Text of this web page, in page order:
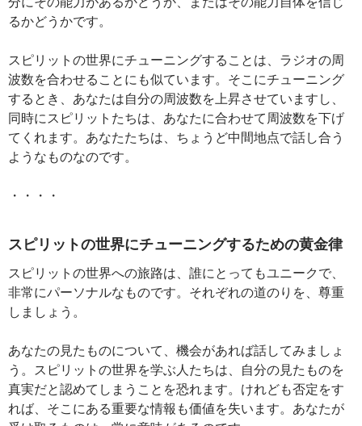
るかどうかです。
スピリットの世界にチューニングすることは、ラジオの周
波数を合わせることにも似ています。そこにチューニング
するとき、あなたは自分の周波数を上昇させていますし、
同時にスピリットたちは、あなたに合わせて周波数を下げ
てくれます。あなたたちは、ちょうど中間地点で話し合う
ようなものなのです。
・・・・
スピリットの世界にチューニングするための黄金律
スピリットの世界への旅路は、誰にとってもユニークで、
非常にパーソナルなものです。それぞれの道のりを、尊重
しましょう。
あなたの見たものについて、機会があれば話してみましょ
う。スピリットの世界を学ぶ人たちは、自分の見たものを
真実だと認めてしまうことを恐れます。けれども否定をす
れば、そこにある重要な情報も価値を失います。あなたが